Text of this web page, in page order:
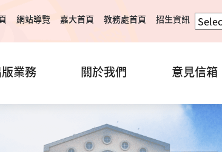
網站導覽 嘉大首頁 教務處首頁 招生資訊
業務 關於我們 意見信箱